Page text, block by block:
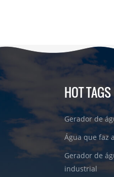
HOT TAGS
Gerador de
Água que faz
Gerador de
industrial